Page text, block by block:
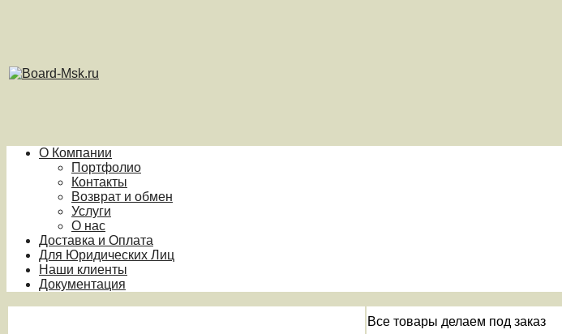
О Компании
Портфолио
Контакты
Возврат и обмен
Услуги
О нас
Доставка и Оплата
Для Юридических Лиц
Наши клиенты
Документация
Все товары делаем под заказ